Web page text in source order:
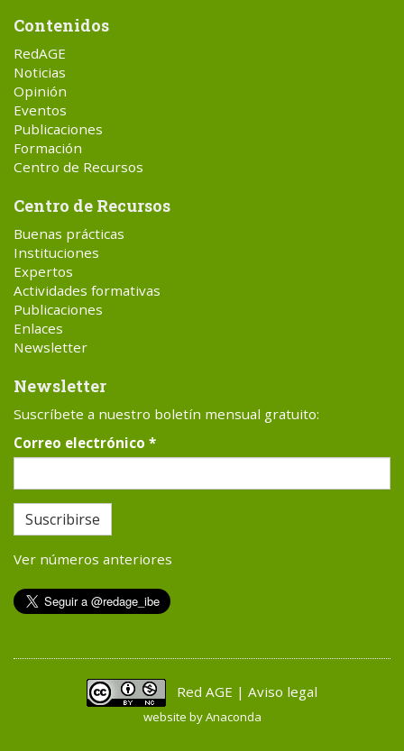
Contenidos
RedAGE
Noticias
Opinión
Eventos
Publicaciones
Formación
Centro de Recursos
Centro de Recursos
Buenas prácticas
Instituciones
Expertos
Actividades formativas
Publicaciones
Enlaces
Newsletter
Newsletter
Suscríbete a nuestro boletín mensual gratuito:
Correo electrónico *
Suscribirse
Ver números anteriores
Red AGE | Aviso legal
website byAnaconda